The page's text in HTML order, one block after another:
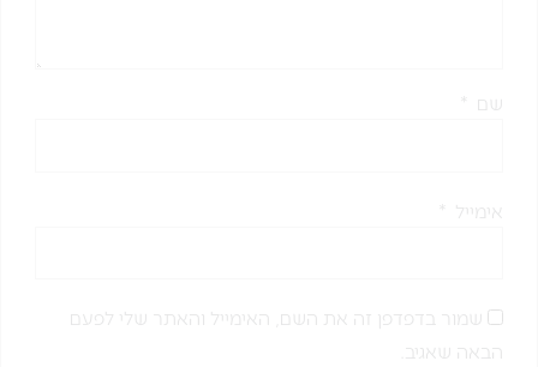
שם *
אימייל *
שמור בדפדפן זה את השם, האימייל והאתר שלי לפעם
הבאה שאגיב.